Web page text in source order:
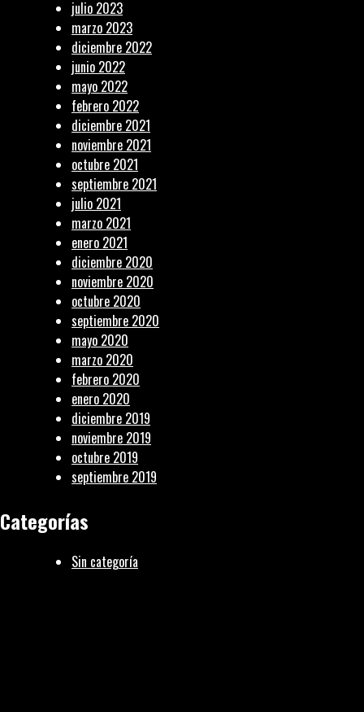
julio 2023
marzo 2023
diciembre 2022
junio 2022
mayo 2022
febrero 2022
diciembre 2021
noviembre 2021
octubre 2021
septiembre 2021
julio 2021
marzo 2021
enero 2021
diciembre 2020
noviembre 2020
octubre 2020
septiembre 2020
mayo 2020
marzo 2020
febrero 2020
enero 2020
diciembre 2019
noviembre 2019
octubre 2019
septiembre 2019
Categorías
Sin categoría